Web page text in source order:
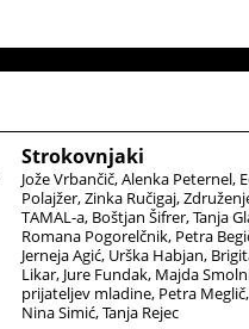
Strokovnjaki
Jože Vrbančič Alenka Peternel
Polajžer Zinka Ručigaj
TAMAL-a Boštjan Šifrer Tanja
Romana Pogorelčnik Petra
Jerneja Agić Urška Habjan
Likar Jure Fundak Majda
prijateljev mladine Petra Meglič
Nina Simić Tanja Rejec